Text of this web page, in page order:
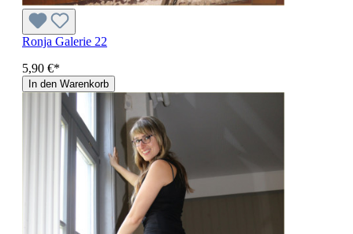
Ronja Galerie 22
5,90 €*
In den Warenkorb